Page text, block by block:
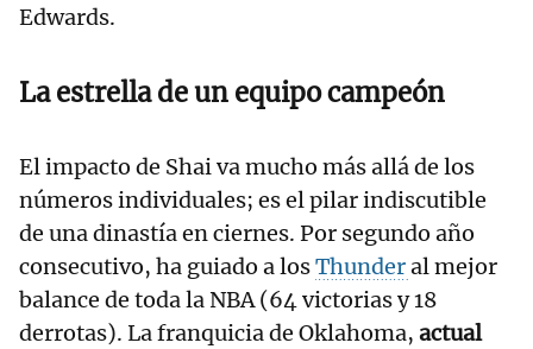
Edwards.
La estrella de un equipo campeón
El impacto de Shai va mucho más allá de los
números individuales; es el pilar indiscutible
de una dinastía en ciernes. Por segundo año
consecutivo, ha guiado a losThunderal mejor
balance de toda la NBA (64 victorias y 18
derrotas). La franquicia de Oklahoma, actual